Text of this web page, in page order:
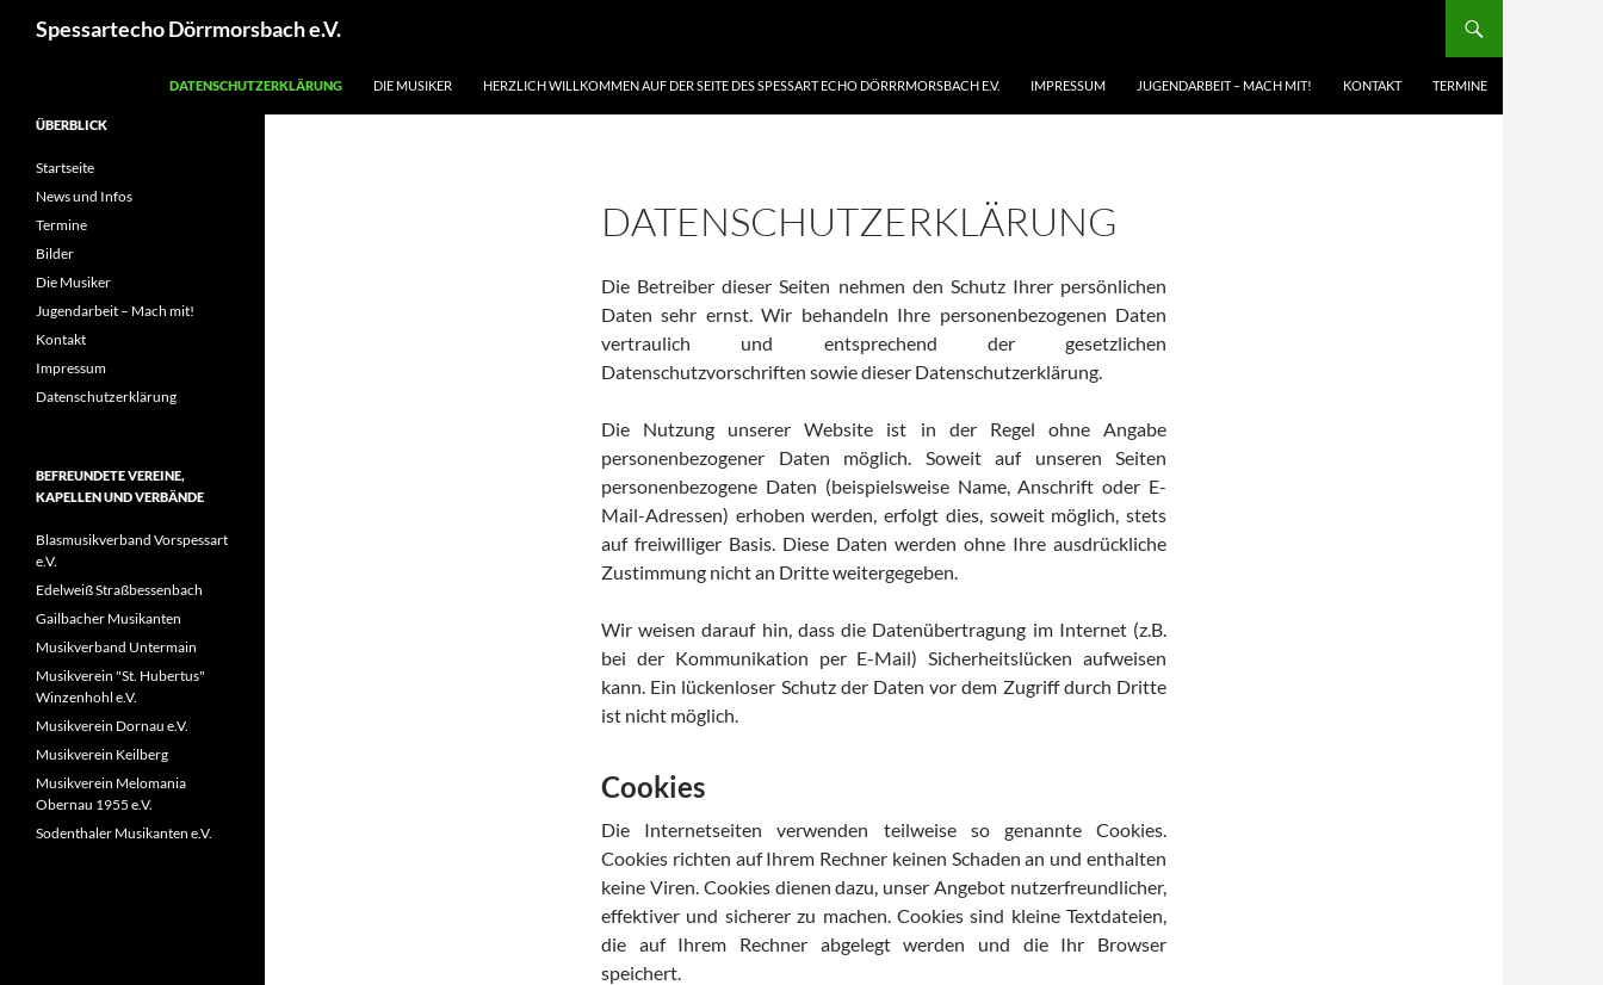
InhaltSpessartecho Dörrmorsbach e.V.
DATENSCHUTZERKLÄRUNG DIE MUSIKER HERZLICH WILLKOMMEN AUF DER SEITE DES SPESSART ECHO DÖRRRMORSBACH E.V. IMPRESSUM JUGENDARBEIT – MACH MIT! KONTAKT TERMINE
DATENSCHUTZERKLÄRUNG
Die Betreiber dieser Seiten nehmen den Schutz Ihrer persönlichen
Daten sehr ernst. Wir behandeln Ihre personenbezogenen Daten
vertraulich und entsprechend der gesetzlichen
Datenschutzvorschriften sowie dieser Datenschutzerklärung.
Die Nutzung unserer Website ist in der Regel ohne Angabe
personenbezogener Daten möglich. Soweit auf unseren Seiten
personenbezogene Daten (beispielsweise Name, Anschrift oder E-
Mail-Adressen) erhoben werden, erfolgt dies, soweit möglich, stets
auf freiwilliger Basis. Diese Daten werden ohne Ihre ausdrückliche
Zustimmung nicht an Dritte weitergegeben.
Wir weisen darauf hin, dass die Datenübertragung im Internet (z.B.
bei der Kommunikation per E-Mail) Sicherheitslücken aufweisen
kann. Ein lückenloser Schutz der Daten vor dem Zugriff durch Dritte
ist nicht möglich.
Cookies
Die Internetseiten verwenden teilweise so genannte Cookies.
Cookies richten auf Ihrem Rechner keinen Schaden an und enthalten
keine Viren. Cookies dienen dazu, unser Angebot nutzerfreundlicher,
effektiver und sicherer zu machen. Cookies sind kleine Textdateien,
die auf Ihrem Rechner abgelegt werden und die Ihr Browser
speichert.
ÜBERBLICK
Startseite
News und Infos
Termine
Bilder
Die Musiker
Jugendarbeit – Mach mit!
Kontakt
Impressum
Datenschutzerklärung
BEFREUNDETE VEREINE,
KAPELLEN UND VERBÄNDE
Blasmusikverband Vorspessart
e.V.
Edelweiß Straßbessenbach
Gailbacher Musikanten
Musikverband Untermain
Musikverein "St. Hubertus"
Winzenhohl e.V.
Musikverein Dornau e.V.
Musikverein Keilberg
Musikverein Melomania
Obernau 1955 e.V.
Sodenthaler Musikanten e.V.